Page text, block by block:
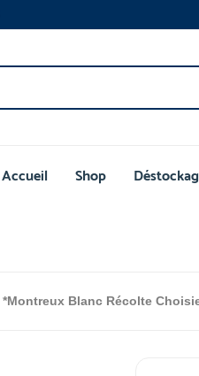
Accueil Shop
*Montreux Blanc Récolte